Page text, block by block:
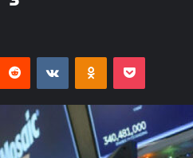
Reddit VKontakteOdnoklassniki
Pocket